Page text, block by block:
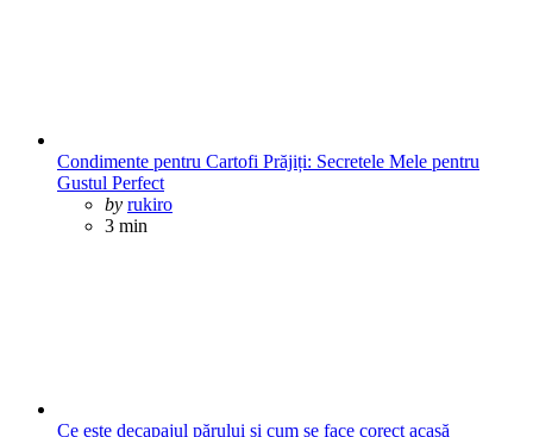
Condimente pentru Cartofi Prăjiți: Secretele Mele pentru
Gustul Perfect
Posted
by rukiro
3 min
Ce este decapajul părului și cum se face corect acasă